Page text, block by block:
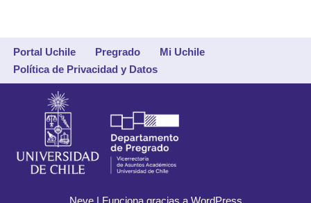
Portal Uchile Pregrado
Mi Uchile
Política de Privacidad y Datos
Neve| Funciona gracias a WordPress